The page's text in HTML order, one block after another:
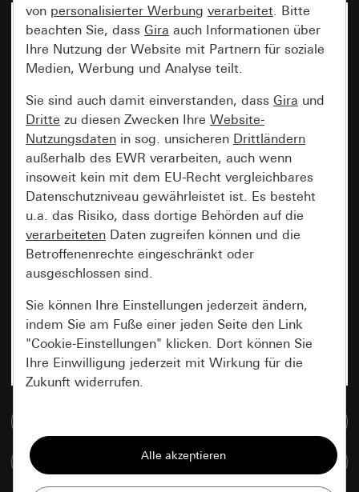
Artikel vergleichen
von personalisierter Werbung verarbeitet. Bitte
beachten Sie, dass Gira auch Informationen über
Ihre Nutzung der Website mit Partnern für soziale
Medien, Werbung und Analyse teilt.
Sie sind auch damit einverstanden, dass Gira und
Dritte zu diesen Zwecken Ihre Website-
Nutzungsdaten in sog. unsicheren Drittländern
außerhalb des EWR verarbeiten, auch wenn
insoweit kein mit dem EU-Recht vergleichbares
Datenschutzniveau gewährleistet ist. Es besteht
u.a. das Risiko, dass dortige Behörden auf die
verarbeiteten Daten zugreifen können und die
Betroffenenrechte eingeschränkt oder
ausgeschlossen sind.
Sie können Ihre Einstellungen jederzeit ändern,
indem Sie am Fuße einer jeden Seite den Link
"Cookie-Einstellungen" klicken. Dort können Sie
Ihre Einwilligung jederzeit mit Wirkung für die
Zukunft widerrufen.
Alle Cookies, die wir benötigen um Ihnen die
Seite anzeigen zu können.